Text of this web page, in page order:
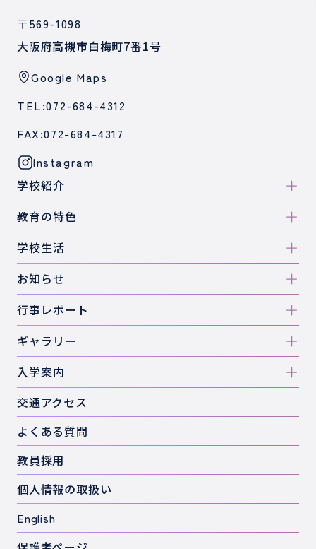
〒569-1098
大阪府高槻市白梅町7番1号
Google Maps
TEL:072-684-4312
FAX:072-684-4317
Instagram
学校紹介
教育の特色
学校生活
お知らせ
行事レポート
ギャラリー
入学案内
交通アクセス
よくある質問
教員採用
個人情報の取扱い
English